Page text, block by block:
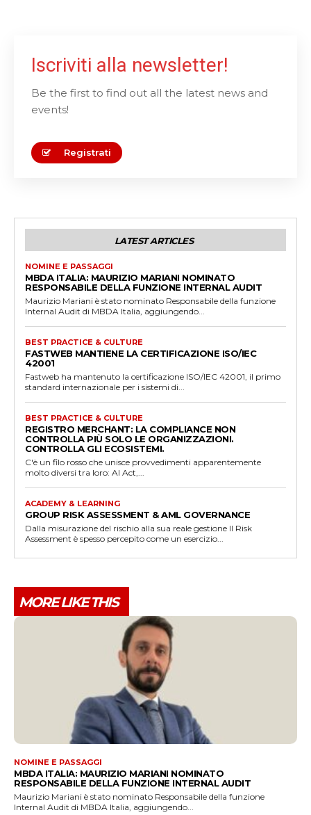
Iscriviti alla newsletter!
Be the first to find out all the latest news and
events!
Registrati
LATEST ARTICLES
NOMINE E PASSAGGI
MBDA ITALIA: MAURIZIO MARIANI NOMINATO
RESPONSABILE DELLA FUNZIONE INTERNAL AUDIT
Maurizio Mariani è stato nominato Responsabile della funzione
Internal Audit di MBDA Italia, aggiungendo...
BEST PRACTICE & CULTURE
FASTWEB MANTIENE LA CERTIFICAZIONE ISO/IEC
42001
Fastweb ha mantenuto la certificazione ISO/IEC 42001, il primo
standard internazionale per i sistemi di...
BEST PRACTICE & CULTURE
REGISTRO MERCHANT: LA COMPLIANCE NON
CONTROLLA PIÙ SOLO LE ORGANIZZAZIONI.
CONTROLLA GLI ECOSISTEMI.
C'è un filo rosso che unisce provvedimenti apparentemente
molto diversi tra loro: AI Act,...
ACADEMY & LEARNING
GROUP RISK ASSESSMENT & AML GOVERNANCE
Dalla misurazione del rischio alla sua reale gestione Il Risk
Assessment è spesso percepito come un esercizio...
MORE LIKE THIS
NOMINE E PASSAGGI
MBDA ITALIA: MAURIZIO MARIANI NOMINATO
RESPONSABILE DELLA FUNZIONE INTERNAL AUDIT
Maurizio Mariani è stato nominato Responsabile della funzione
Internal Audit di MBDA Italia, aggiungendo...